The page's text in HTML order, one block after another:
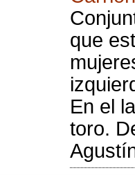
que
En el
toro.